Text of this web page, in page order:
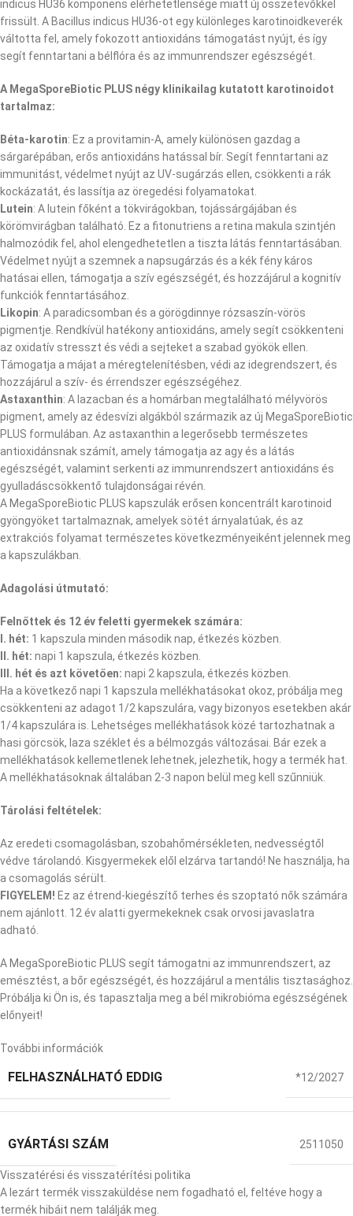
indicus HU36 komponens elérhetetlensége miatt új összetevőkkel
frissült. A Bacillus indicus HU36-ot egy különleges karotinoidkeverék
váltotta fel, amely fokozott antioxidáns támogatást nyújt, és így
segít fenntartani a bélflóra és az immunrendszer egészségét.
A MegaSporeBiotic PLUS négy klinikailag kutatott karotinoidot
tartalmaz:
Béta-karotin: Ez a provitamin-A, amely különösen gazdag a
sárgarépában, erős antioxidáns hatással bír. Segít fenntartani az
immunitást, védelmet nyújt az UV-sugárzás ellen, csökkenti a rák
kockázatát, és lassítja az öregedési folyamatokat.
Lutein: A lutein főként a tökvirágokban, tojássárgájában és
körömvirágban található. Ez a fitonutriens a retina makula szintjén
halmozódik fel, ahol elengedhetetlen a tiszta látás fenntartásában.
Védelmet nyújt a szemnek a napsugárzás és a kék fény káros
hatásai ellen, támogatja a szív egészségét, és hozzájárul a kognitív
funkciók fenntartásához.
Likopin: A paradicsomban és a görögdinnye rózsaszín-vörös
pigmentje. Rendkívül hatékony antioxidáns, amely segít csökkenteni
az oxidatív stresszt és védi a sejteket a szabad gyökök ellen.
Támogatja a májat a méregtelenítésben, védi az idegrendszert, és
hozzájárul a szív- és érrendszer egészségéhez.
Astaxanthin: A lazacban és a homárban megtalálható mélyvörös
pigment, amely az édesvízi algákból származik az új MegaSporeBiotic
PLUS formulában. Az astaxanthin a legerősebb természetes
antioxidánsnak számít, amely támogatja az agy és a látás
egészségét, valamint serkenti az immunrendszert antioxidáns és
gyulladáscsökkentő tulajdonságai révén.
A MegaSporeBiotic PLUS kapszulák erősen koncentrált karotinoid
gyöngyöket tartalmaznak, amelyek sötét árnyalatúak, és az
extrakciós folyamat természetes következményeiként jelennek meg
a kapszulákban.
Adagolási útmutató:
Felnőttek és 12 év feletti gyermekek számára:
I. hét: 1 kapszula minden második nap, étkezés közben.
II. hét: napi 1 kapszula, étkezés közben.
III. hét és azt követően: napi 2 kapszula, étkezés közben.
Ha a következő napi 1 kapszula mellékhatásokat okoz, próbálja meg
csökkenteni az adagot 1/2 kapszulára, vagy bizonyos esetekben akár
1/4 kapszulára is. Lehetséges mellékhatások közé tartozhatnak a
hasi görcsök, laza széklet és a bélmozgás változásai. Bár ezek a
mellékhatások kellemetlenek lehetnek, jelezhetik, hogy a termék hat.
A mellékhatásoknak általában 2-3 napon belül meg kell szűnniük.
Tárolási feltételek:
Az eredeti csomagolásban, szobahőmérsékleten, nedvességtől
védve tárolandó. Kisgyermekek elől elzárva tartandó! Ne használja, ha
a csomagolás sérült.
FIGYELEM! Ez az étrend-kiegészítő terhes és szoptató nők számára
nem ajánlott. 12 év alatti gyermekeknek csak orvosi javaslatra
adható.
A MegaSporeBiotic PLUS segít támogatni az immunrendszert, az
emésztést, a bőr egészségét, és hozzájárul a mentális tisztasághoz.
Próbálja ki Ön is, és tapasztalja meg a bél mikrobióma egészségének
előnyeit!
További információk
FELHASZNÁLHATÓ EDDIG *12/2027
GYÁRTÁSI SZÁM 2511050
Visszatérési és visszatérítési politika
A lezárt termék visszaküldése nem fogadható el, feltéve hogy a
termék hibáit nem találják meg.